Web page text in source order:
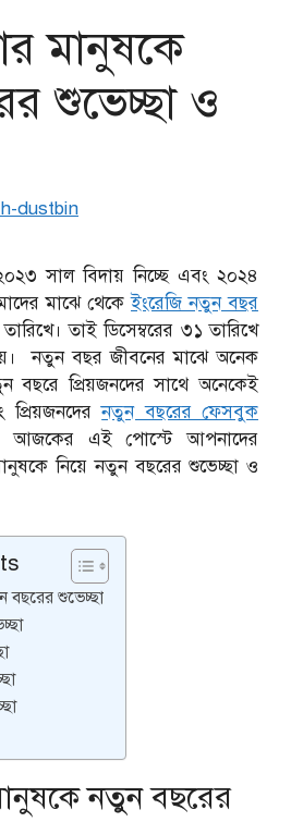
মানুষকে
শুভেচ্ছা ও
dustbin
সাল বিদায় নিচ্ছে এবং ২০২৪
মাঝে থেকেইংরেজি নতুন বছর
তাই ডিসেম্বরের ৩১ তারিখে
নতুন বছর জীবনের মাঝে অনেক
বছরে প্রিয়জনদের সাথে অনেকেই
নতুন বছরের ফেসবুক
আজকের এই পোস্টে আপনাদের
নিয়ে নতুন বছরের শুভেচ্ছা ও
বছরের শুভেচ্ছা
নতুন বছরের